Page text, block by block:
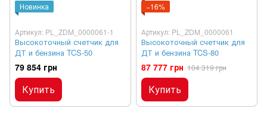
Новинка
Артикул: PL_ZDM_0000061-1
Высокоточный счетчик для
ДТ и бензина TCS-50
79 854 грн
Купить
−16%
Артикул: PL_ZDM_0000061
Высокоточный счетчик для
ДТ и бензина TCS-80
87 777 грн 104 319 грн
Купить